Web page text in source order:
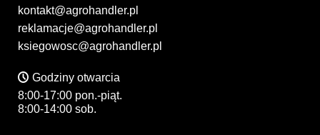
kontakt@agrohandler.pl
reklamacje@agrohandler.pl
ksiegowosc@agrohandler.pl
Godziny otwarcia
8:00-17:00 pon.-piąt.
8:00-14:00 sob.